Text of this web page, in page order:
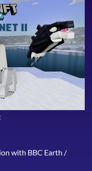
with BBC Earth /